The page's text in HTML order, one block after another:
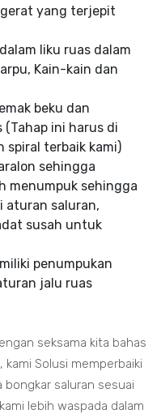
yang terjepit
liku ruas dalam
Kain-kain dan
beku dan
(Tahap ini harus di
spiral terbaik kami)
sehingga
menumpuk sehingga
aturan saluran,
susah untuk
penumpukan
jalu ruas
seksama kita bahas
Solusi memperbaiki
saluran sesuai
lebih waspada dalam